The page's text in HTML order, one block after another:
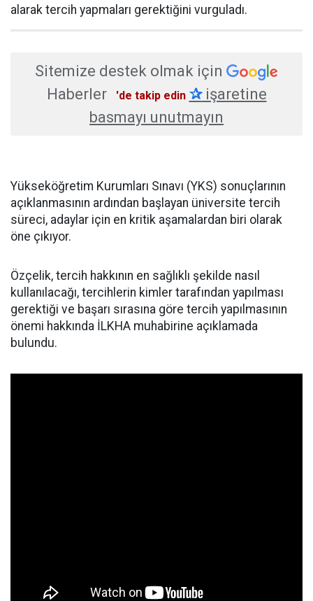
alarak tercih yapmaları gerektiğini vurguladı.
Sitemize destek olmak için
Haberler
'de takip edin ✰işaretine
basmayı unutmayın
Yükseköğretim Kurumları Sınavı (YKS) sonuçlarının
açıklanmasının ardından başlayan üniversite tercih
süreci, adaylar için en kritik aşamalardan biri olarak
öne çıkıyor.
Özçelik, tercih hakkının en sağlıklı şekilde nasıl
kullanılacağı, tercihlerin kimler tarafından yapılması
gerektiği ve başarı sırasına göre tercih yapılmasının
önemi hakkında İLKHA muhabirine açıklamada
bulundu.